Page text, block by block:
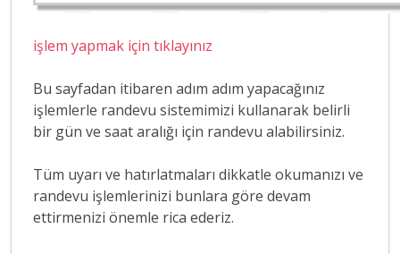
işlem yapmak için tıklayınız
Bu sayfadan itibaren adım adım yapacağınız
işlemlerle randevu sistemimizi kullanarak belirli
bir gün ve saat aralığı için randevu alabilirsiniz.
Tüm uyarı ve hatırlatmaları dikkatle okumanızı ve
randevu işlemlerinizi bunlara göre devam
ettirmenizi önemle rica ederiz.